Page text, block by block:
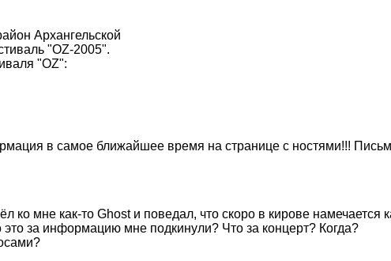
Архангельской
"OZ-2005".
"OZ":
в самое ближайшее время на странице с ностями!!!
мне как-то Ghost и поведал, что скоро в кирове намечается
это за информацию мне подкинули? Что за концерт? Когда?